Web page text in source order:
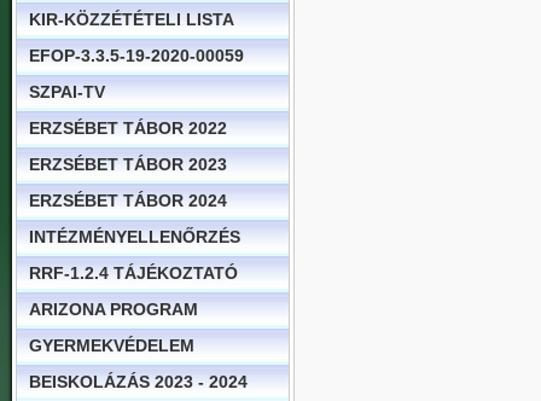
KIR-KÖZZÉTÉTELI LISTA
EFOP-3.3.5-19-2020-00059
SZPAI-TV
ERZSÉBET TÁBOR 2022
ERZSÉBET TÁBOR 2023
ERZSÉBET TÁBOR 2024
INTÉZMÉNYELLENŐRZÉS
RRF-1.2.4 TÁJÉKOZTATÓ
ARIZONA PROGRAM
GYERMEKVÉDELEM
BEISKOLÁZÁS 2023 - 2024